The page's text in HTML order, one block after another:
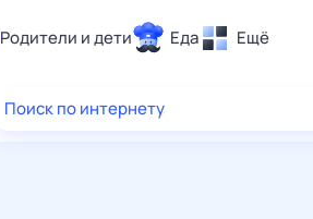
Родители и дети Еда Ещё
Здоровье
Поиск по интернету